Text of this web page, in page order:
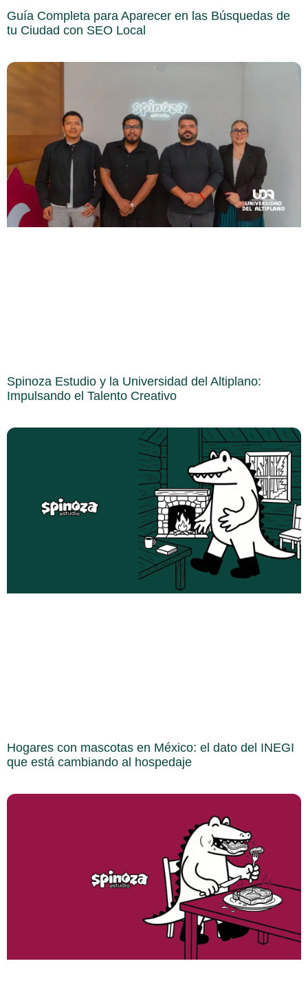
Guía Completa para Aparecer en las Búsquedas de
tu Ciudad con SEO Local
Spinoza Estudio y la Universidad del Altiplano:
Impulsando el Talento Creativo
Hogares con mascotas en México: el dato del INEGI
que está cambiando al hospedaje